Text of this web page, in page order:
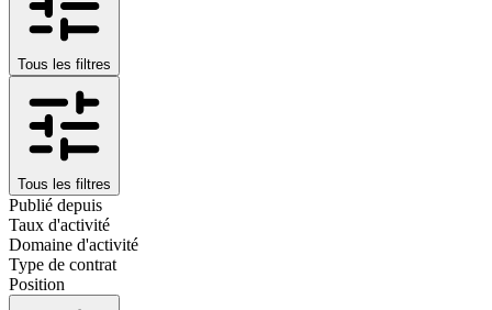
Tous les filtres
Tous les filtres
Publié depuis
Taux d'activité
Domaine d'activité
Type de contrat
Position